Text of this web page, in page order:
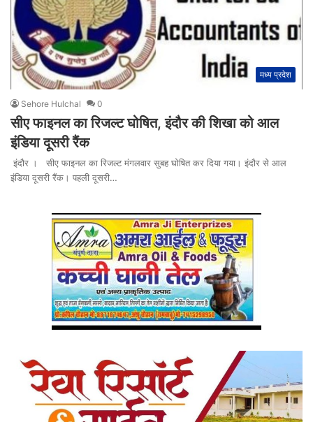
मध्य प्रदेश
Sehore Hulchal 0
सीए फाइनल का रिजल्ट घोषित, इंदौर की शिखा को आल
इंडिया दूसरी रैंक
इंदौर । सीए फाइनल का रिजल्ट मंगलवार सुबह घोषित कर दिया गया। इंदौर से आल
इंडिया दूसरी रैंक। पहली दूसरी…